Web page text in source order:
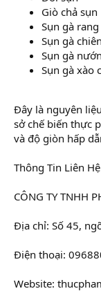
Giò chả sụn
Sụn gà
Sụn gà
Sụn gà
Sụn gà xào
Đây là nguyên
sở chế biến thực
và độ giòn hấp
Thông Tin Liên
CÔNG TY TNHH
Địa chỉ: Số 45,
Điện thoại:
Website: